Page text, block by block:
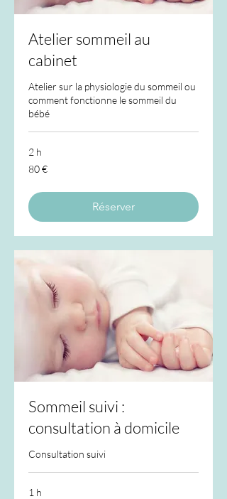
Atelier sommeil au
cabinet
Atelier sur la physiologie du sommeil ou
comment fonctionne le sommeil du
bébé
2 h
80
euros
80 €
Réserver
Sommeil suivi :
consultation à domicile
Consultation suivi
1 h